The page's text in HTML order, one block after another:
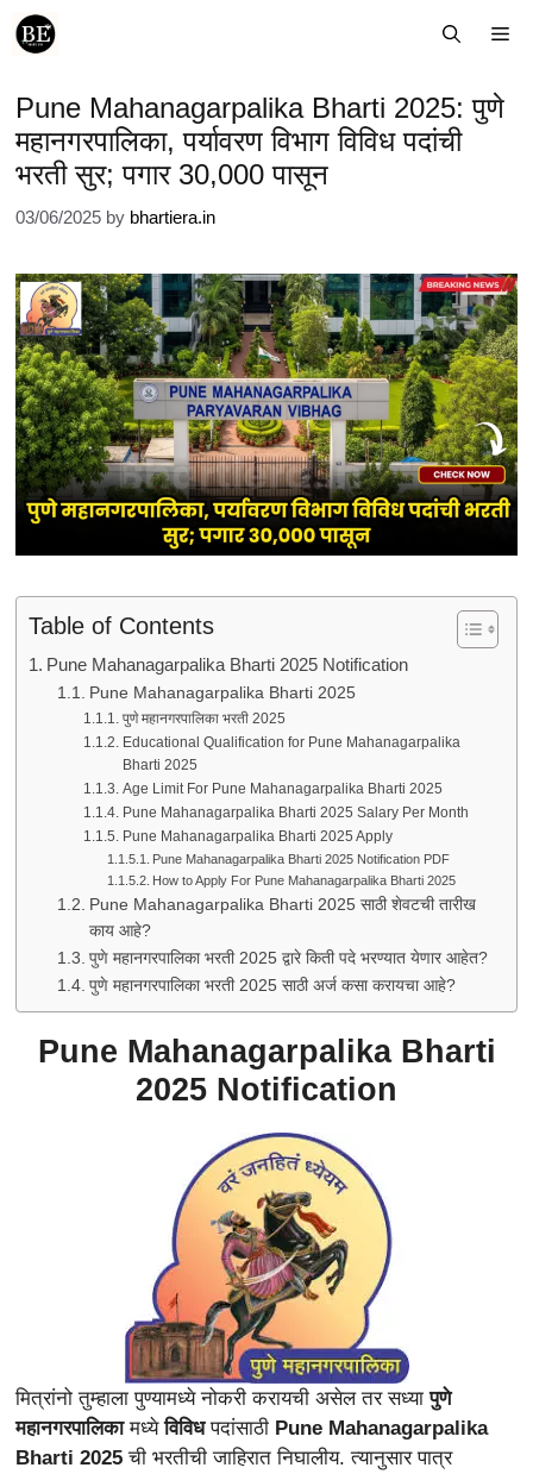
Skip
Pune Mahanagarpalika Bharti 2025: पुणे
महानगरपालिका, पर्यावरण विभाग विविध पदांची
भरती सुर; पगार 30,000 पासून
03/06/2025 by bhartiera.in
Table of Contents
Pune Mahanagarpalika Bharti 2025 Notification
Pune Mahanagarpalika Bharti 2025
पुणे महानगरपालिका भरती 2025
Educational Qualification for Pune Mahanagarpalika
Bharti 2025
Age Limit For Pune Mahanagarpalika Bharti 2025
Pune Mahanagarpalika Bharti 2025 Salary Per Month
Pune Mahanagarpalika Bharti 2025 Apply
Pune Mahanagarpalika Bharti 2025 Notification PDF
How to Apply For Pune Mahanagarpalika Bharti 2025
Pune Mahanagarpalika Bharti 2025 साठी शेवटची तारीख
काय आहे?
पुणे महानगरपालिका भरती 2025 द्वारे किती पदे भरण्यात येणार आहेत?
पुणे महानगरपालिका भरती 2025 साठी अर्ज कसा करायचा आहे?
Pune Mahanagarpalika Bharti
2025 Notification
मित्रांनो तुम्हाला पुण्यामध्ये नोकरी करायची असेल तर सध्यापुणे
महानगरपालिकामध्येविविधपदांसाठी Pune Mahanagarpalika
Bharti 2025 ची भरतीची जाहिरात निघालीय. त्यानुसार पात्र